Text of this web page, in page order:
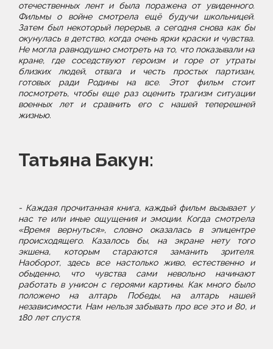
отечественных лент и была поражена от увиденного.
Фильмы о войне смотрела ещё будучи школьницей.
Затем был некоторый перерыв, а сегодня снова как бы
окунулась в детство, когда очень ярки краски и чувства.
Не могла равнодушно смотреть на то, что показывали на
кране, где соседствуют героизм и горе от утраты
близких людей, отвага и честь простых партизан,
готовых ради Родины на все. Этот фильм стоит
посмотреть, чтобы еще раз оценить трагизм ситуации
военных лет и сравнить его с нашей теперешней
жизнью.
Татьяна Бакун:
- Каждая прочитанная книга, каждый фильм вызывает у
нас те или иные ощущения и эмоции. Когда смотрела
«Время вернуться», словно оказалась в эпицентре
происходящего. Казалось бы, на экране нету того
экшена, которым стараются заманить зрителя.
Наоборот, здесь все настолько живо, естественно и
обыденно, что чувства сами невольно начинают
работать в унисон с героями картины. Как много было
положено на алтарь Победы, на алтарь нашей
независимости. Нам нельзя забывать про все это и 80, и
180 лет спустя.